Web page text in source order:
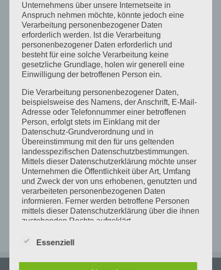
Maschine habt, aber noch nicht eingewiesen seid,
dann fragt am besten telefonisch (während der
Öffnungszeiten) oder per Slack nach, ob ein Labsitter
Zeit für euch hat.
FabLab Karlsruhe
Alter Schlachthof 25A - Karlsruhe
Details
+
−
Leaflet|Map data ©OpenStreetMap
Unternehmens über unsere Internetseite in
Anspruch nehmen möchte, könnte jedoch eine
Verarbeitung personenbezogener Daten
erforderlich werden. Ist die Verarbeitung
personenbezogener Daten erforderlich und
besteht für eine solche Verarbeitung keine
gesetzliche Grundlage, holen wir generell eine
Einwilligung der betroffenen Person ein.
Die Verarbeitung personenbezogener Daten,
beispielsweise des Namens, der Anschrift, E-Mail-
Adresse oder Telefonnummer einer betroffenen
Person, erfolgt stets im Einklang mit der
Datenschutz-Grundverordnung und in
Übereinstimmung mit den für uns geltenden
landesspezifischen Datenschutzbestimmungen.
Mittels dieser Datenschutzerklärung möchte unser
Unternehmen die Öffentlichkeit über Art, Umfang
und Zweck der von uns erhobenen, genutzten und
verarbeiteten personenbezogenen Daten
informieren. Ferner werden betroffene Personen
mittels dieser Datenschutzerklärung über die ihnen
zustehenden Rechte aufgeklärt.
Wir haben als für die Verarbeitung Verantwortlicher
lückenlosen Schutz der über diese Internetseite
Essenziell